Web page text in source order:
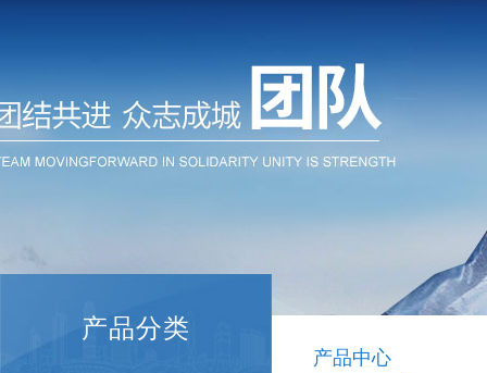
产品分类
产品中心